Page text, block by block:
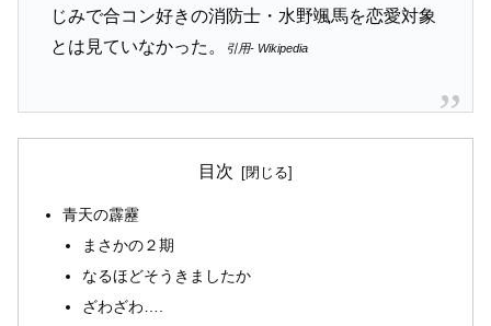
じみで合コン好きの消防士・水野颯馬を恋愛対象
とは見ていなかった。
引用- Wikipedia
目次
青天の霹靂
まさかの２期
なるほどそうきましたか
ざわざわ….